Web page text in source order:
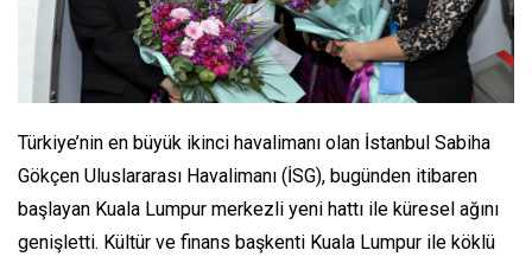
Türkiye’nin en büyük ikinci havalimanı olan İstanbul Sabiha
Gökçen Uluslararası Havalimanı (İSG), bugünden itibaren
başlayan Kuala Lumpur merkezli yeni hattı ile küresel ağını
genişletti. Kültür ve finans başkenti Kuala Lumpur ile köklü